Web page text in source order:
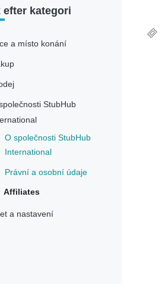
efter kategori
a místo konání
StubHub
O společnosti StubHub
International
Právní a osobní údaje
Affiliates
a nastavení